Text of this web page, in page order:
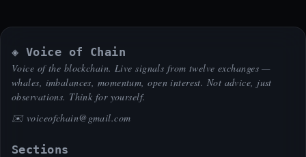
◈ Voice of Chain
Voice of the blockchain. Live signals from twelve exchanges —
whales, imbalances, momentum, open interest. Not advice, just
observations. Think for yourself.
✉️ voiceofchain@gmail.com
Sections